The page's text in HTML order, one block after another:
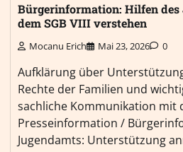
Bürgerinformation: Hilfen des
dem SGB VIII verstehen
Mocanu Erich Mai 23, 2026 0
Aufklärung über
Rechte der Familien und
sachliche Kommunikation mit
Presseinformation /
Jugendamts: Unterstützung